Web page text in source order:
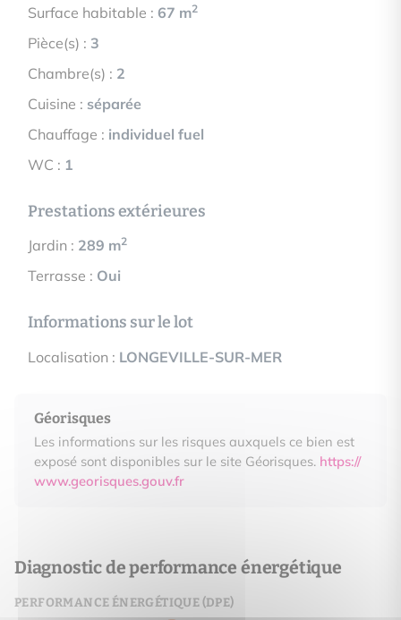
Surface habitable : 67 m2
Pièce(s) : 3
Chambre(s) : 2
Cuisine : séparée
Chauffage : individuel fuel
WC : 1
Prestations extérieures
Jardin : 289 m2
Terrasse : Oui
Informations sur le lot
Localisation : LONGEVILLE-SUR-MER
Géorisques
Les informations sur les risques auxquels ce bien est
exposé sont disponibles sur le site Géorisques. https://
www.georisques.gouv.fr
Diagnostic de performance énergétique
PERFORMANCE ÉNERGÉTIQUE (DPE)